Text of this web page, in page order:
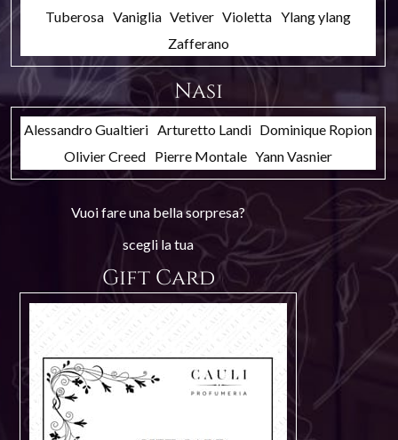
Tuberosa Vaniglia Vetiver Violetta Ylang ylang
Zafferano
Nasi
Alessandro Gualtieri Arturetto Landi Dominique Ropion
Olivier Creed Pierre Montale Yann Vasnier
Vuoi fare una bella sorpresa?
scegli la tua
Gift Card